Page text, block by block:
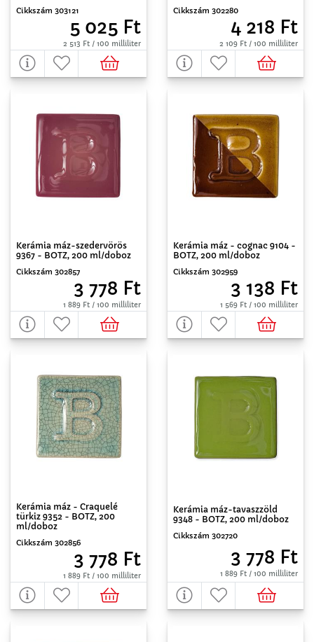
Cikkszám 303121
5 025 Ft
2 513 Ft / 100 milliliter
Cikkszám 302280
4 218 Ft
2 109 Ft / 100 milliliter
Kerámia máz-szedervörös
9367 - BOTZ, 200 ml/doboz
Cikkszám 302857
3 778 Ft
1 889 Ft / 100 milliliter
Kerámia máz - cognac 9104 -
BOTZ, 200 ml/doboz
Cikkszám 302959
3 138 Ft
1 569 Ft / 100 milliliter
Kerámia máz - Craquelé
türkiz 9352 - BOTZ, 200
ml/doboz
Cikkszám 302856
3 778 Ft
1 889 Ft / 100 milliliter
Kerámia máz-tavaszzöld
9348 - BOTZ, 200 ml/doboz
Cikkszám 302720
3 778 Ft
1 889 Ft / 100 milliliter